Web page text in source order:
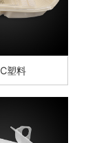
塑料